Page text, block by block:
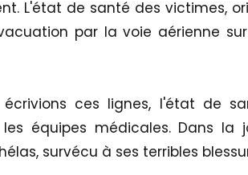
L'état de santé des victimes,
par la voie aérienne
ces lignes, l'état de
équipes médicales. Dans la
survécu à ses terribles